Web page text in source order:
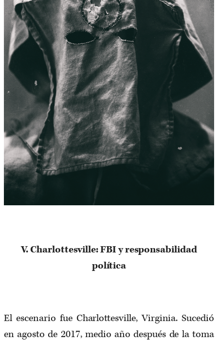
V. Charlottesville: FBI y responsabilidad
política
El escenario fue Charlottesville, Virginia. Sucedió
en agosto de 2017, medio año después de la toma